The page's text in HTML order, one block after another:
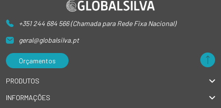
+351 244 684 566 (Chamada para Rede Fixa Nacional)
geral@globalsilva.pt
Orçamentos
PRODUTOS
INFORMAÇÕES